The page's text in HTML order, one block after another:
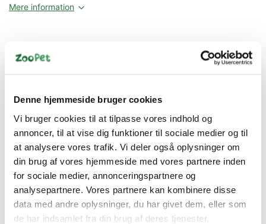
Denne hjemmeside bruger cookies
Vi bruger cookies til at tilpasse vores indhold og
annoncer, til at vise dig funktioner til sociale medier og til
at analysere vores trafik. Vi deler også oplysninger om
din brug af vores hjemmeside med vores partnere inden
for sociale medier, annonceringspartnere og
analysepartnere. Vores partnere kan kombinere disse
data med andre oplysninger, du har givet dem, eller som
de har indsamlet fra din brug af deres tjenester.
Mere information
Information Specifikationer
For akvarier til ca. ltr 350 Filter volumen 4 L
Pumpe ydelse 620 Strøm forbrug 15 watt Løfte højde mvs
1,80 Mål 185x370 mm